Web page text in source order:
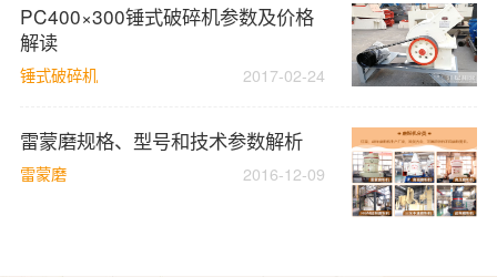
PC400×300锤式破碎机参数及价格
解读
锤式破碎机 2017-02-24
雷蒙磨规格、型号和技术参数解析
雷蒙磨 2016-12-09